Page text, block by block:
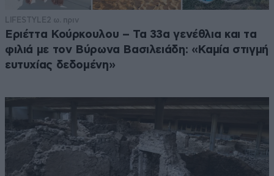
LIFESTYLE 2 ω. πριν
Εριέττα Κούρκουλου – Τα 33α γενέθλια και τα
φιλιά με τον Βύρωνα Βασιλειάδη: «Καμία στιγμή
ευτυχίας δεδομένη»